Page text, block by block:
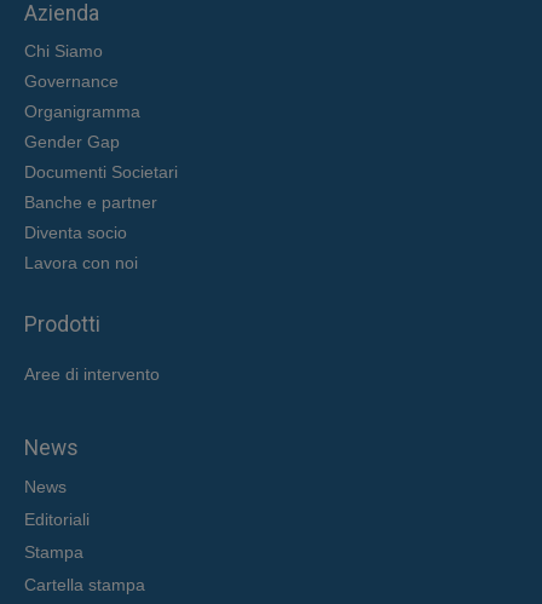
Azienda
Chi Siamo
Governance
Organigramma
Gender Gap
Documenti Societari
Banche e partner
Diventa socio
Lavora con noi
Prodotti
Aree di intervento
News
News
Editoriali
Stampa
Cartella stampa